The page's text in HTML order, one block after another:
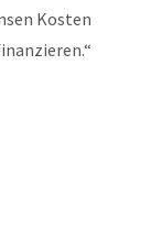
Kosten